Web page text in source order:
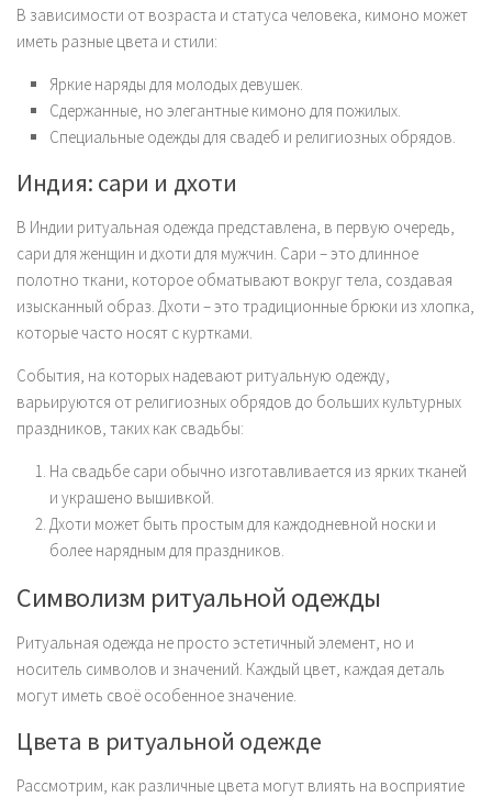
В зависимости от возраста и статуса человека, кимоно может
иметь разные цвета и стили:
Яркие наряды для молодых девушек.
Сдержанные, но элегантные кимоно для пожилых.
Специальные одежды для свадеб и религиозных обрядов.
Индия: сари и дхоти
В Индии ритуальная одежда представлена, в первую очередь,
сари для женщин и дхоти для мужчин. Сари – это длинное
полотно ткани, которое обматывают вокруг тела, создавая
изысканный образ. Дхоти – это традиционные брюки из хлопка,
которые часто носят с куртками.
События, на которых надевают ритуальную одежду,
варьируются от религиозных обрядов до больших культурных
праздников, таких как свадьбы:
На свадьбе сари обычно изготавливается из ярких тканей
и украшено вышивкой.
Дхоти может быть простым для каждодневной носки и
более нарядным для праздников.
Символизм ритуальной одежды
Ритуальная одежда не просто эстетичный элемент, но и
носитель символов и значений. Каждый цвет, каждая деталь
могут иметь своё особенное значение.
Цвета в ритуальной одежде
Рассмотрим, как различные цвета могут влиять на восприятие